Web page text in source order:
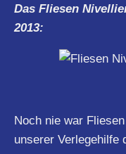
Das Fliesen
2013:
Noch nie war
unserer Verlegehilfe